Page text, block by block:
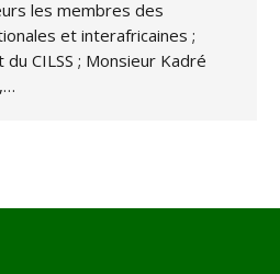
les membres des
et interafricaines ;
CILSS ; Monsieur Kadré